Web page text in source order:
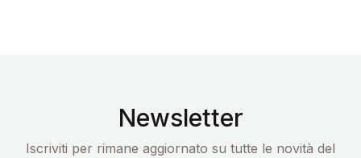
Newsletter
Iscriviti per rimane aggiornato su tutte le novità del